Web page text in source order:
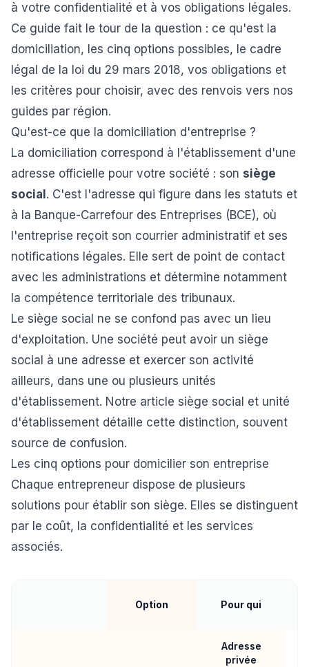
à votre confidentialité et à vos obligations légales.
Ce guide fait le tour de la question : ce qu'est la
domiciliation, les cinq options possibles, le cadre
légal de la loi du 29 mars 2018, vos obligations et
les critères pour choisir, avec des renvois vers nos
guides par région.
Qu'est-ce que la domiciliation d'entreprise ?
La domiciliation correspond à l'établissement d'une
adresse officielle pour votre société : son siège
social . C'est l'adresse qui figure dans les statuts et
à la Banque-Carrefour des Entreprises (BCE), où
l'entreprise reçoit son courrier administratif et ses
notifications légales. Elle sert de point de contact
avec les administrations et détermine notamment
la compétence territoriale des tribunaux.
Le siège social ne se confond pas avec un lieu
d'exploitation. Une société peut avoir un siège
social à une adresse et exercer son activité
ailleurs, dans une ou plusieurs unités
d'établissement. Notre article siège social et unité
d'établissement détaille cette distinction, souvent
source de confusion.
Les cinq options pour domicilier son entreprise
Chaque entrepreneur dispose de plusieurs
solutions pour établir son siège. Elles se distinguent
par le coût, la confidentialité et les services
associés.
Option Pour qui
Adresse
privée